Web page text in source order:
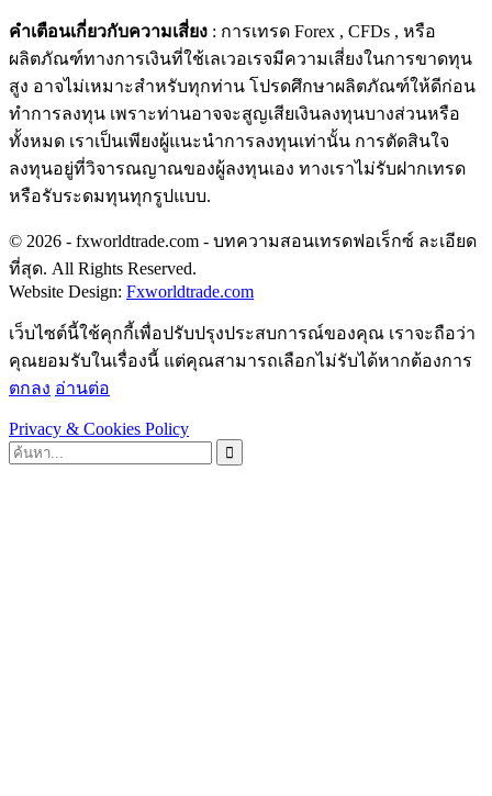
คำเตือนเกี่ยวกับความเสี่ยง : การเทรด Forex , CFDs , หรือ
ผลิตภัณฑ์ทางการเงินที่ใช้เลเวอเรจมีความเสี่ยงในการขาดทุน
สูง อาจไม่เหมาะสำหรับทุกท่าน โปรดศึกษาผลิตภัณฑ์ให้ดีก่อน
ทำการลงทุน เพราะท่านอาจจะสูญเสียเงินลงทุนบางส่วนหรือ
ทั้งหมด เราเป็นเพียงผู้แนะนำการลงทุนเท่านั้น การตัดสินใจ
ลงทุนอยู่ที่วิจารณญาณของผู้ลงทุนเอง ทางเราไม่รับฝากเทรด
หรือรับระดมทุนทุกรูปแบบ.
© 2026 - fxworldtrade.com - บทความสอนเทรดฟอเร็กซ์ ละเอียด
ที่สุด. All Rights Reserved.
Website Design: Fxworldtrade.com
เว็บไซต์นี้ใช้คุกกี้เพื่อปรับปรุงประสบการณ์ของคุณ เราจะถือว่า
คุณยอมรับในเรื่องนี้ แต่คุณสามารถเลือกไม่รับได้หากต้องการ
ตกลง อ่านต่อ
Privacy & Cookies Policy